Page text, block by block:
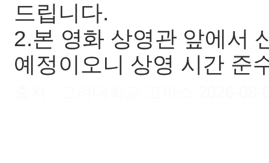
드립니다.
2.본 영화 상영관 앞에서
예정이오니 상영 시간 준